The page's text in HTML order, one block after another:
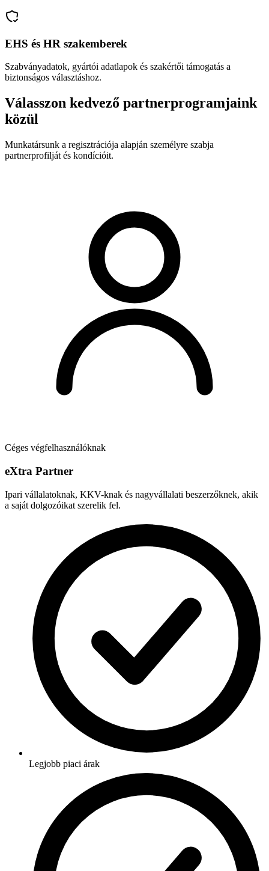
EHS és HR szakemberek
Szabványadatok, gyártói adatlapok és szakértői támogatás a
biztonságos választáshoz.
Válasszon kedvező partnerprogramjaink
közül
Munkatársunk a regisztrációja alapján személyre szabja
partnerprofilját és kondícióit.
Céges végfelhasználóknak
eXtra Partner
Ipari vállalatoknak, KKV-knak és nagyvállalati beszerzőknek, akik
a saját dolgozóikat szerelik fel.
Legjobb piaci árak